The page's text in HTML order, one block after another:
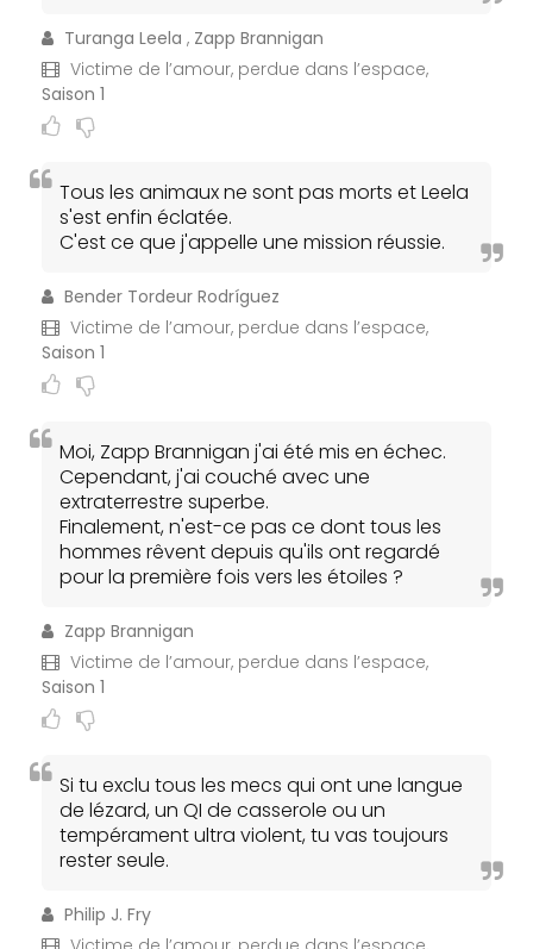
Turanga Leela , Zapp Brannigan
Victime de l’amour, perdue dans l’espace,
Saison 1
Tous les animaux ne sont pas morts et Leela
s'est enfin éclatée.
C'est ce que j'appelle une mission réussie.
Bender Tordeur Rodríguez
Victime de l’amour, perdue dans l’espace,
Saison 1
Moi, Zapp Brannigan j'ai été mis en échec.
Cependant, j'ai couché avec une
extraterrestre superbe.
Finalement, n'est-ce pas ce dont tous les
hommes rêvent depuis qu'ils ont regardé
pour la première fois vers les étoiles ?
Zapp Brannigan
Victime de l’amour, perdue dans l’espace,
Saison 1
Si tu exclu tous les mecs qui ont une langue
de lézard, un QI de casserole ou un
tempérament ultra violent, tu vas toujours
rester seule.
Philip J. Fry